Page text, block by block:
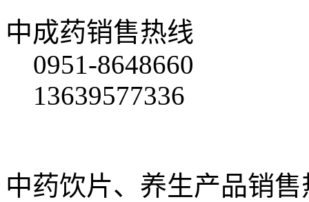
中成药销售热线
0951-8648660
13639577336
中药饮片、养生产品销售